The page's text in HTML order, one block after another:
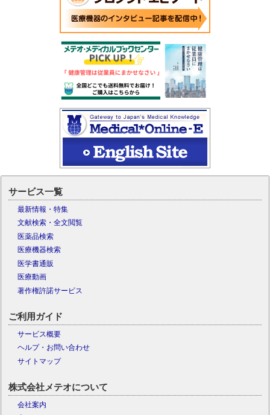
サービス一覧
最新情報・特集
文献検索・全文閲覧
医薬品検索
医療機器検索
医学書通販
医療動画
著作権許諾サービス
ご利用ガイド
サービス概要
ヘルプ・お問い合わせ
サイトマップ
株式会社メテオについて
会社案内